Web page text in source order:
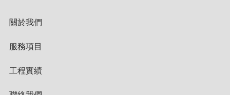
關於我們
服務項目
工程實績